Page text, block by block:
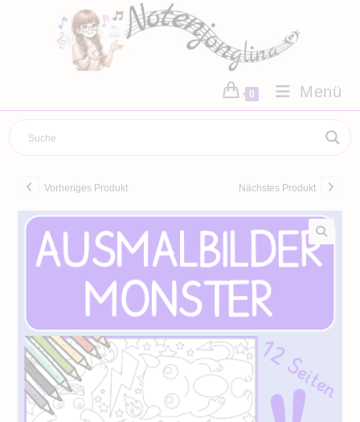
0 Menü
Vorheriges Produkt Nächstes Produkt